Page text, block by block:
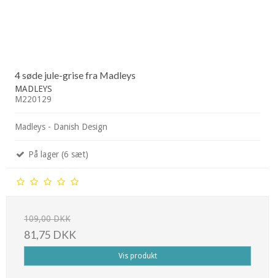
4 søde jule-grise fra Madleys
MADLEYS
M220129
Madleys - Danish Design
På lager (6 sæt)
109,00 DKK
81,75 DKK
Vis produkt